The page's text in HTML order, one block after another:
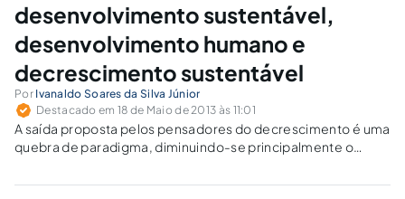
desenvolvimento sustentável,
desenvolvimento humano e
decrescimento sustentável
Por Ivanaldo Soares da Silva Júnior
Destacado em 18 de Maio de 2013 às 11:01
A saída proposta pelos pensadores do decrescimento é uma
quebra de paradigma, diminuindo-se principalmente o